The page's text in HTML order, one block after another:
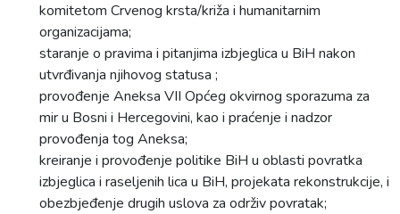
komitetom Crvenog krsta/križa i humanitarnim
organizacijama;
staranje o pravima i pitanjima izbjeglica u BiH nakon
utvrđivanja njihovog statusa ;
provođenje Aneksa VII Općeg okvirnog sporazuma za
mir u Bosni i Hercegovini, kao i praćenje i nadzor
provođenja tog Aneksa;
kreiranje i provođenje politike BiH u oblasti povratka
izbjeglica i raseljenih lica u BiH, projekata rekonstrukcije, i
obezbjeđenje drugih uslova za održiv povratak;